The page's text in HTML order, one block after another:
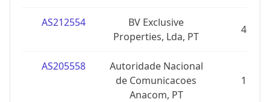
AS212554
BV Exclusive
Properties, Lda, PT
4
AS205558
Autoridade Nacional
de Comunicacoes
Anacom, PT
1